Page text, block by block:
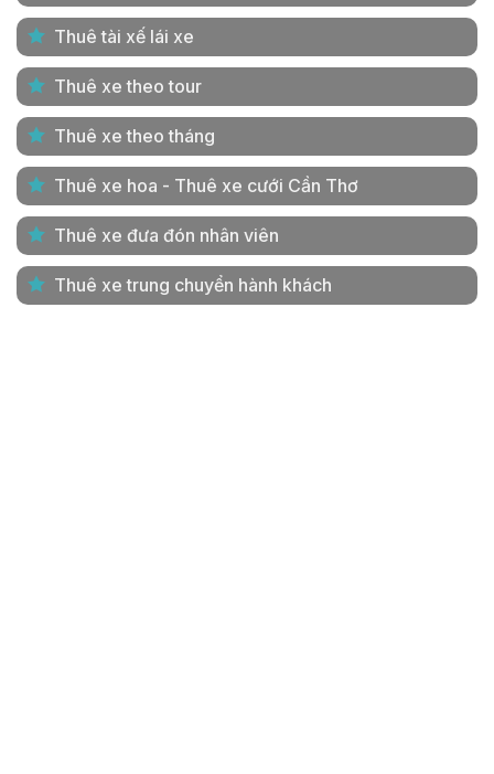
Thuê tài xế lái xe
Thuê xe theo tour
Thuê xe theo tháng
Thuê xe hoa - Thuê xe cưới Cần Thơ
Thuê xe đưa đón nhân viên
Thuê xe trung chuyển hành khách